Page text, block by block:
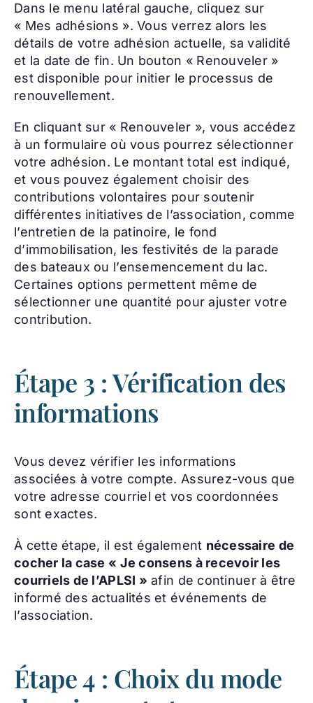
Dans le menu latéral gauche, cliquez sur
« Mes adhésions ». Vous verrez alors les
détails de votre adhésion actuelle, sa validité
et la date de fin. Un bouton « Renouveler »
est disponible pour initier le processus de
renouvellement.
En cliquant sur « Renouveler », vous accédez
à un formulaire où vous pourrez sélectionner
votre adhésion. Le montant total est indiqué,
et vous pouvez également choisir des
contributions volontaires pour soutenir
différentes initiatives de l’association, comme
l’entretien de la patinoire, le fond
d’immobilisation, les festivités de la parade
des bateaux ou l’ensemencement du lac.
Certaines options permettent même de
sélectionner une quantité pour ajuster votre
contribution.
Étape 3 : Vérification des
informations
Vous devez vérifier les informations
associées à votre compte. Assurez-vous que
votre adresse courriel et vos coordonnées
sont exactes.
À cette étape, il est également nécessaire de
cocher la case « Je consens à recevoir les
courriels de l’APLSI » afin de continuer à être
informé des actualités et événements de
l’association.
Étape 4 : Choix du mode